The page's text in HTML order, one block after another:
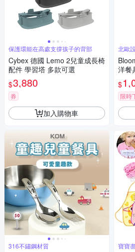
保護環能在高處支撐孩子的背部
Cybex 德國 Lemo 2兒童成長椅
配件 學習塔 多款可選
$3,880
券
加入購物車
316不鏽鋼材質
北歐
蕾
洋餐
$
限時
寶寶